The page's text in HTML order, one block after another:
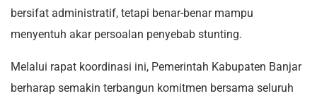
bersifat administratif, tetapi benar-benar mampu
menyentuh akar persoalan penyebab stunting.
Melalui rapat koordinasi ini, Pemerintah Kabupaten Banjar
berharap semakin terbangun komitmen bersama seluruh